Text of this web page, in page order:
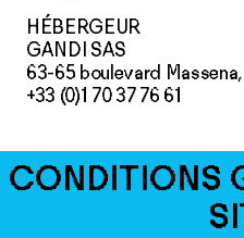
HÉBERGEUR
GANDI SAS
63-65 boulevard
+33 (0)1 70 37 76 61
CONDITIONS